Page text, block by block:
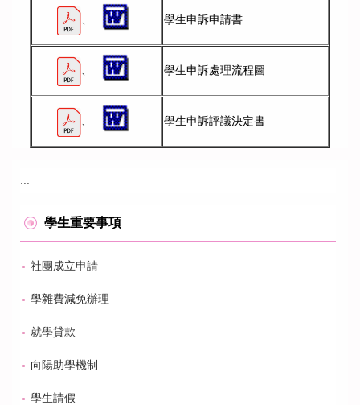
學生申訴申請書
學生申訴處理流程圖
學生申訴評議決定書
:::
學生重要事項
社團成立申請
學雜費減免辦理
就學貸款
向陽助學機制
學生請假